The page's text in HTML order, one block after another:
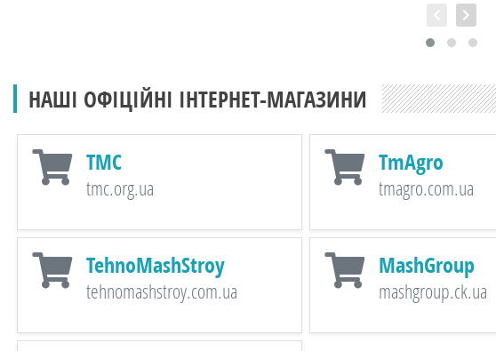
НАШІ ОФІЦІЙНІ ІНТЕРНЕТ-МАГАЗИНИ
TMC
tmc.org.ua
TmAgro
tmagro.com.ua
TehnoMashStroy
tehnomashstroy.com.ua
MashGroup
mashgroup.ck.ua